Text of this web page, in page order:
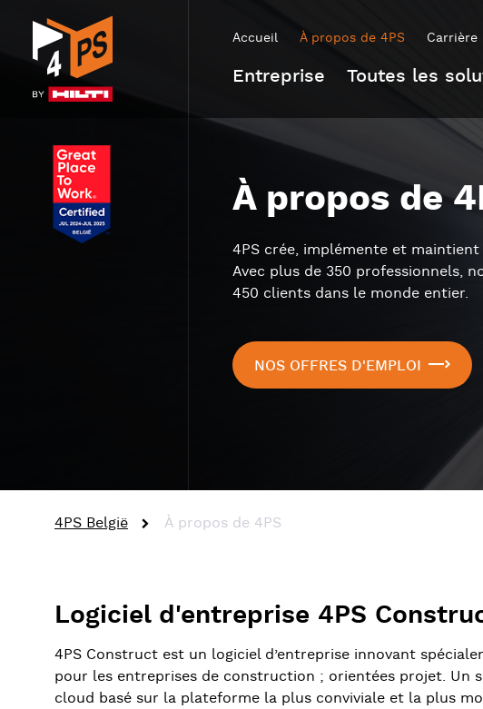
Accueil À propos de 4PS Carrière
Entreprise Toutes les
À propos de
4PS crée, implémente et
Avec plus de 350 professionnels,
450 clients dans le monde entier.
NOS OFFRES D'EMPLOI
4PS België À propos de 4PS
Logiciel d'entreprise 4PS
4PS Construct est un logiciel d’entreprise innovant
pour les entreprises de construction ; orientées projet. Un
cloud basé sur la plateforme la plus conviviale et la plus